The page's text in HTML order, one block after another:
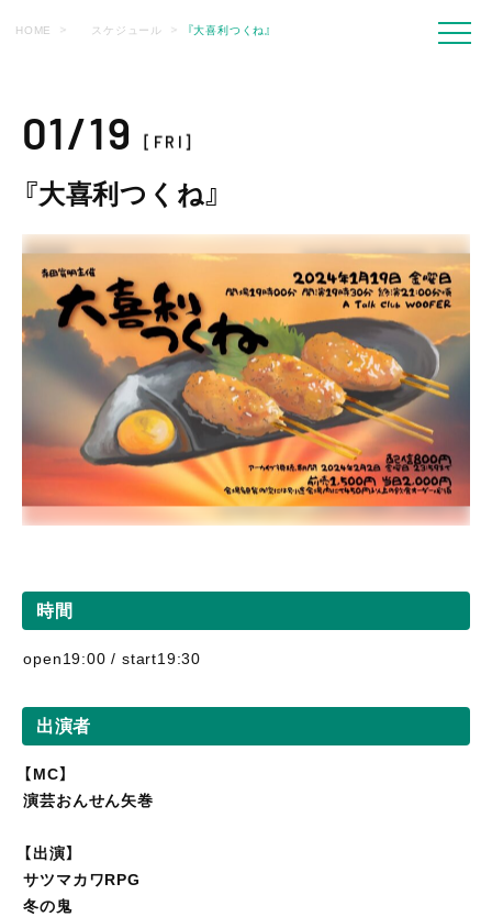
HOME スケジュール 『大喜利つくね』
01/19[FRI]
『大喜利つくね』
時間
open19:00 / start19:30
出演者
【MC】
演芸おんせん矢巻
【出演】
サツマカワRPG
冬の鬼